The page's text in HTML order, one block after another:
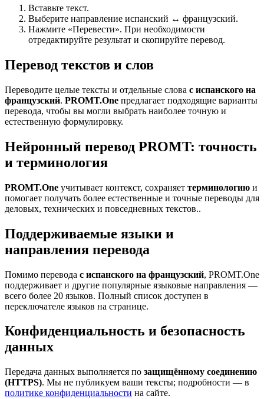
Вставьте текст.
Выберите направление испанский ↔ французский.
Нажмите «Перевести». При необходимости
отредактируйте результат и скопируйте перевод.
Перевод текстов и слов
Переводите целые тексты и отдельные слова с испанского на
французский. PROMT.One предлагает подходящие варианты
перевода, чтобы вы могли выбрать наиболее точную и
естественную формулировку.
Нейронный перевод PROMT: точность
и терминология
PROMT.One учитывает контекст, сохраняет терминологию и
помогает получать более естественные и точные переводы для
деловых, технических и повседневных текстов..
Поддерживаемые языки и
направления перевода
Помимо перевода с испанского на французский, PROMT.One
поддерживает и другие популярные языковые направления —
всего более 20 языков. Полный список доступен в
переключателе языков на странице.
Конфиденциальность и безопасность
данных
Передача данных выполняется по защищённому соединению
(HTTPS). Мы не публикуем ваши тексты; подробности — в
политике конфиденциальности на сайте.